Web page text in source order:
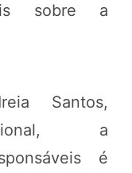
sobre a
Santos,
a
é